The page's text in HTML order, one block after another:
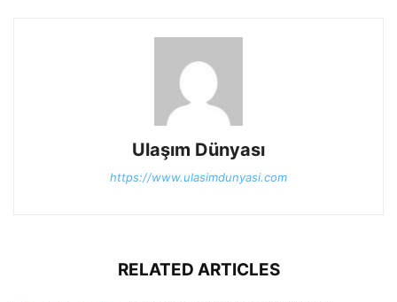
Ulaşım Dünyası
https://www.ulasimdunyasi.com
RELATED ARTICLES